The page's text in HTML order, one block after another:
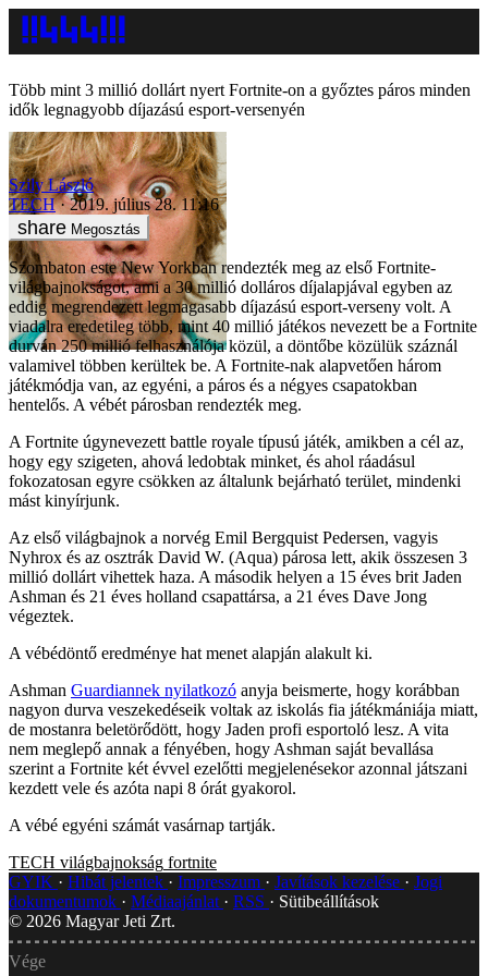
Több mint 3 millió dollárt nyert Fortnite-on a győztes páros minden
idők legnagyobb díjazású esport-versenyén
Szily László
TECH
2019. július 28. 11:16
Megosztás
Szombaton este New Yorkban rendezték meg az első Fortnite-
világbajnokságot, ami a 30 millió dolláros díjalapjával egyben az
eddig megrendezett legmagasabb díjazású esport-verseny volt. A
viadalra eredetileg több, mint 40 millió játékos nevezett be a Fortnite
durván 250 millió felhasználója közül, a döntőbe közülük száznál
valamivel többen kerültek be. A Fortnite-nak alapvetően három
játékmódja van, az egyéni, a páros és a négyes csapatokban
hentelős. A vébét párosban rendezték meg.
A Fortnite úgynevezett battle royale típusú játék, amikben a cél az,
hogy egy szigeten, ahová ledobtak minket, és ahol ráadásul
fokozatosan egyre csökken az általunk bejárható terület, mindenki
mást kinyírjunk.
Az első világbajnok a norvég Emil Bergquist Pedersen, vagyis
Nyhrox és az osztrák David W. (Aqua) párosa lett, akik összesen 3
millió dollárt vihettek haza. A második helyen a 15 éves brit Jaden
Ashman és 21 éves holland csapattársa, a 21 éves Dave Jong
végeztek.
A vébédöntő eredménye hat menet alapján alakult ki.
Ashman Guardiannek nyilatkozó anyja beismerte, hogy korábban
nagyon durva veszekedéseik voltak az iskolás fia játékmániája miatt,
de mostanra beletörődött, hogy Jaden profi esportoló lesz. A vita
nem meglepő annak a fényében, hogy Ashman saját bevallása
szerint a Fortnite két évvel ezelőtti megjelenésekor azonnal játszani
kezdett vele és azóta napi 8 órát gyakorol.
A vébé egyéni számát vasárnap tartják.
TECH világbajnokság fortnite
GYIK
Hibát jelentek Impresszum Javítások kezelése
Jogi
dokumentumok
Médiaajánlat RSS
Sütibeállítások
© 2026 Magyar Jeti Zrt.
Vége